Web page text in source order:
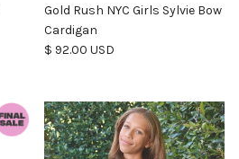
Gold Rush NYC Girls Sylvie Bow
Cardigan
Precio normal
$ 92.00 USD